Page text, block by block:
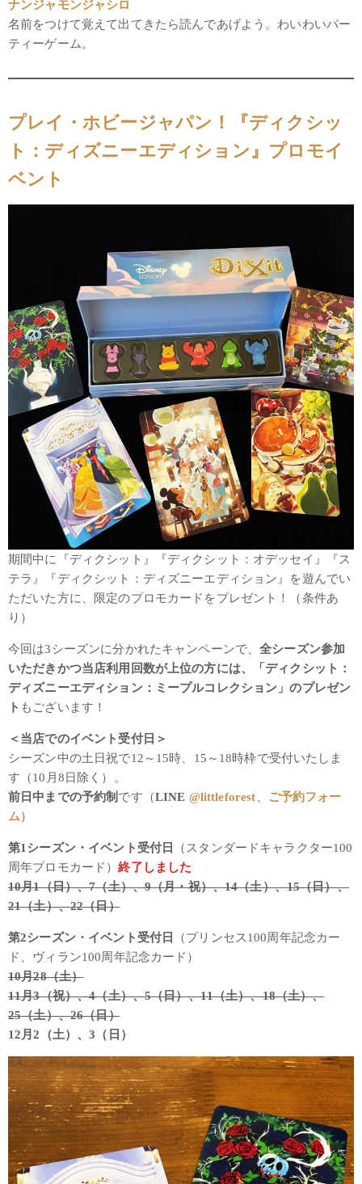
ナンジャモンジャシロ
名前をつけて覚えて出てきたら読んであげよう。わいわいパー
ティーゲーム。
プレイ・ホビージャパン！『ディクシッ
ト：ディズニーエディション』プロモイ
ベント
期間中に『ディクシット』『ディクシット：オデッセイ』『ス
テラ』『ディクシット：ディズニーエディション』を遊んでい
ただいた方に、限定のプロモカードをプレゼント！（条件あ
り）
今回は3シーズンに分かれたキャンペーンで、全シーズン参加
いただきかつ当店利用回数が上位の方には、「ディクシット：
ディズニーエディション：ミープルコレクション」のプレゼン
ト もございます！
＜当店でのイベント受付日＞
シーズン中の土日祝で12～15時、15～18時枠で受付いたしま
す（10月8日除く）。
前日中までの予約制 です（LINE @littleforest、 ご予約フォー
ム）
第1シーズン・イベント受付日
（スタンダードキャラクター100
周年プロモカード）終了しました
10月1（日）、7（土）、9（月・祝）、14（土）、15（日）、
21（土）、22（日）
第2シーズン・イベント受付日
（プリンセス100周年記念カー
ド、ヴィラン100周年記念カード）
10月28（土）
11月3（祝）、4（土）、5（日）、11（土）、18（土）、
25（土）、26（日）
12月2（土）、3（日）